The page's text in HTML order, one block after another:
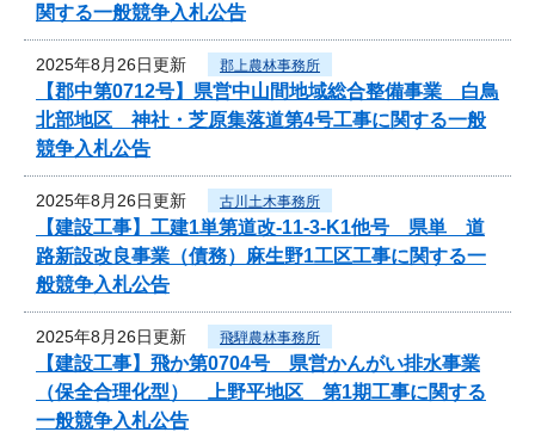
関する一般競争入札公告
2025年8月26日更新 郡上農林事務所
【郡中第0712号】県営中山間地域総合整備事業 白鳥
北部地区 神社・芝原集落道第4号工事に関する一般
競争入札公告
2025年8月26日更新 古川土木事務所
【建設工事】工建1単第道改-11-3-K1他号 県単 道
路新設改良事業（債務）麻生野1工区工事に関する一
般競争入札公告
2025年8月26日更新 飛騨農林事務所
【建設工事】飛か第0704号 県営かんがい排水事業
（保全合理化型） 上野平地区 第1期工事に関する
一般競争入札公告